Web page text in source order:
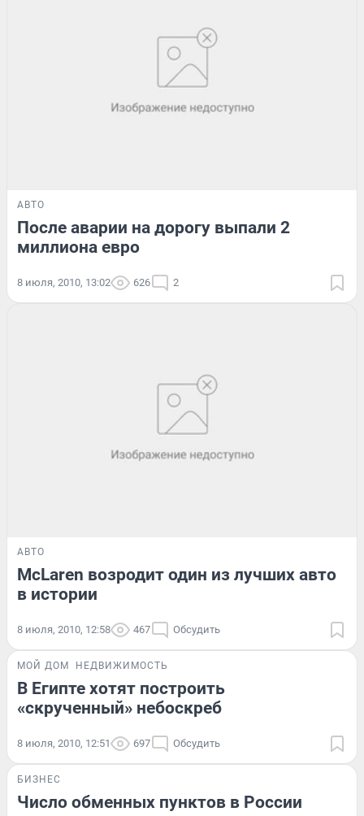
АВТО
После аварии на дорогу выпали 2
миллиона евро
8 июля, 2010, 13:02 626 2
АВТО
McLaren возродит один из лучших авто
в истории
8 июля, 2010, 12:58 467 Обсудить
МОЙ ДОМ НЕДВИЖИМОСТЬ
В Египте хотят построить
«скрученный» небоскреб
8 июля, 2010, 12:51 697 Обсудить
БИЗНЕС
Число обменных пунктов в России